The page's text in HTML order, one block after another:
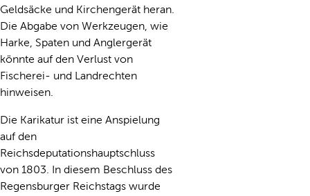
Geldsäcke und Kirchengerät heran.
Die Abgabe von Werkzeugen, wie
Harke, Spaten und Anglergerät
könnte auf den Verlust von
Fischerei- und Landrechten
hinweisen.
Die Karikatur ist eine Anspielung
auf den
Reichsdeputationshauptschluss
von 1803. In diesem Beschluss des
Regensburger Reichstags wurde